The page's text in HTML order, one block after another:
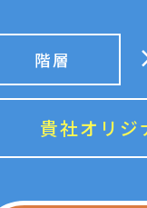
階層
貴社オリジ